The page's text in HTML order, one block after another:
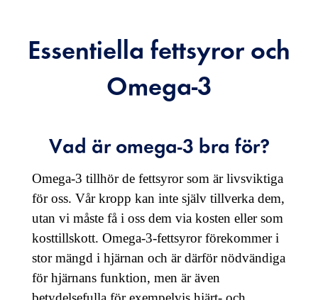
Essentiella fettsyror och
Omega-3
Vad är omega-3 bra för?
Omega-3 tillhör de fettsyror som är livsviktiga
för oss. Vår kropp kan inte själv tillverka dem,
utan vi måste få i oss dem via kosten eller som
kosttillskott. Omega-3-fettsyror förekommer i
stor mängd i hjärnan och är därför nödvändiga
för hjärnans funktion, men är även